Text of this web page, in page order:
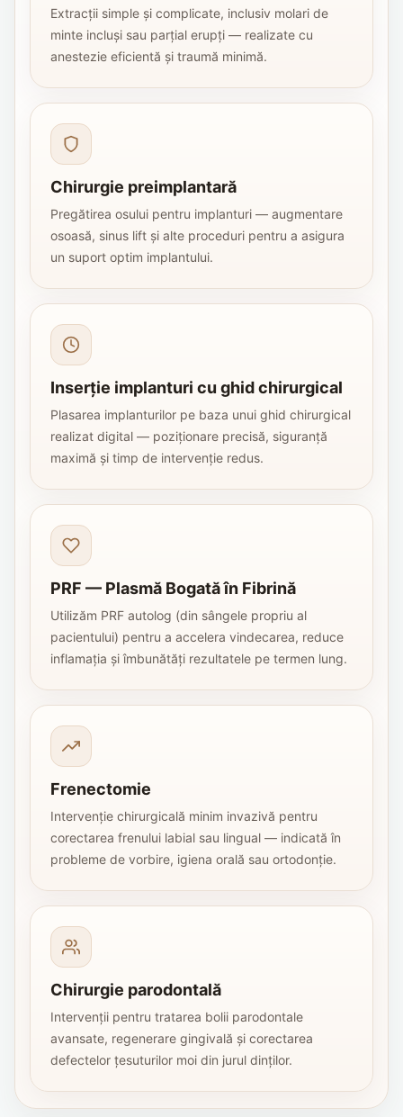
Extracții simple și complicate, inclusiv molari de
minte incluși sau parțial erupți — realizate cu
anestezie eficientă și traumă minimă.
Chirurgie preimplantară
Pregătirea osului pentru implanturi — augmentare
osoasă, sinus lift și alte proceduri pentru a asigura
un suport optim implantului.
Inserție implanturi cu ghid chirurgical
Plasarea implanturilor pe baza unui ghid chirurgical
realizat digital — poziționare precisă, siguranță
maximă și timp de intervenție redus.
PRF — Plasmă Bogată în Fibrină
Utilizăm PRF autolog (din sângele propriu al
pacientului) pentru a accelera vindecarea, reduce
inflamația și îmbunătăți rezultatele pe termen lung.
Frenectomie
Intervenție chirurgicală minim invazivă pentru
corectarea frenului labial sau lingual — indicată în
probleme de vorbire, igiena orală sau ortodonție.
Chirurgie parodontală
Intervenții pentru tratarea bolii parodontale
avansate, regenerare gingivală și corectarea
defectelor țesuturilor moi din jurul dinților.